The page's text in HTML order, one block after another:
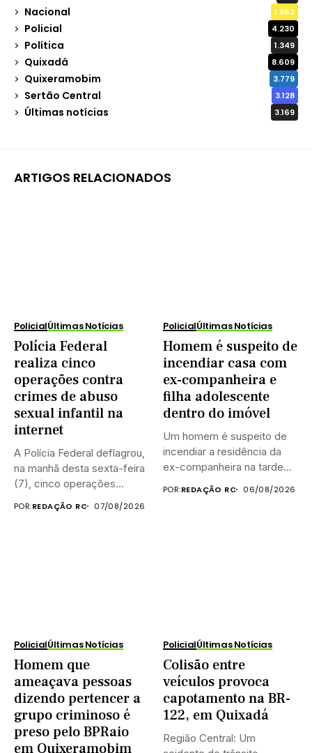
Nacional 1.962
Policial 4.230
Política 1.349
Quixadá 8.609
Quixeramobim 3.779
Sertão Central 3.128
Últimas notícias 3.169
ARTIGOS RELACIONADOS
PolicialÚltimas Notícias
Polícia Federal
realiza cinco
operações contra
crimes de abuso
sexual infantil na
internet
A Polícia Federal deflagrou,
na manhã desta sexta-feira
(7), cinco operações
POR:REDAÇÃO RC 07/08/2026
PolicialÚltimas Notícias
Homem é suspeito de
incendiar casa com
ex-companheira e
filha adolescente
dentro do imóvel
Um homem é suspeito de
incendiar a residência da
ex-companheira na tarde...
POR:REDAÇÃO RC 06/08/2026
PolicialÚltimas Notícias
Homem que
ameaçava pessoas
dizendo pertencer a
grupo criminoso é
preso pelo BPRaio
em Quixeramobim
PolicialÚltimas Notícias
Colisão entre
veículos provoca
capotamento na BR-
122, em Quixadá
Região Central: Um